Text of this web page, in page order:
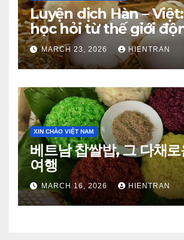
Luyện dịch Hàn –
học hỏi từ thế giới
(Phần 1)
MARCH 23, 2026 HIENTRAN
XIN CHÀO VIỆT NAM
베트남 찹쌀밥, 그 다채
여행
MARCH 16, 2026 HIENTRAN